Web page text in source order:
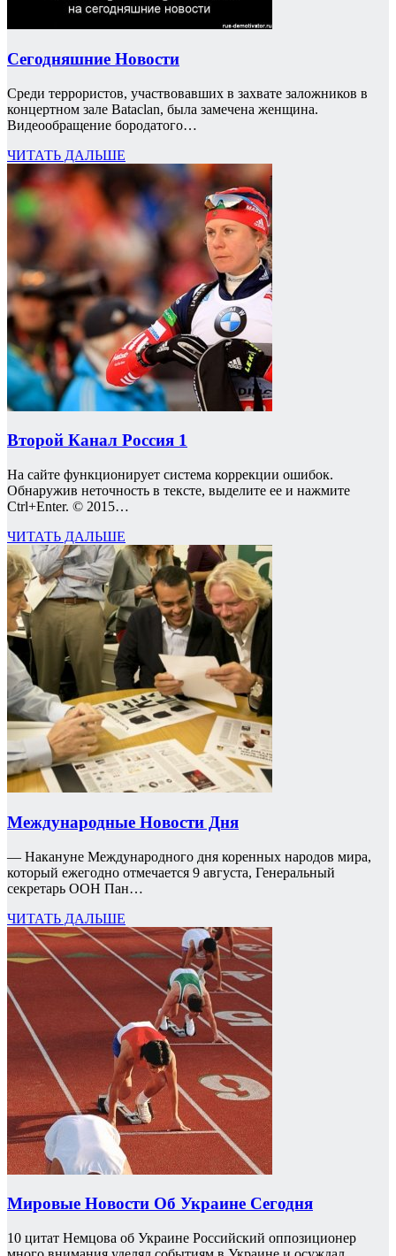
Сегодняшние Новости
Среди террористов, участвовавших в захвате заложников в
концертном зале Bataclan, была замечена женщина.
Видеообращение бородатого…
ЧИТАТЬ ДАЛЬШЕ
Второй Канал Россия 1
На сайте функционирует система коррекции ошибок.
Обнаружив неточность в тексте, выделите ее и нажмите
Ctrl+Enter. © 2015…
ЧИТАТЬ ДАЛЬШЕ
Международные Новости Дня
— Накануне Международного дня коренных народов мира,
который ежегодно отмечается 9 августа, Генеральный
секретарь ООН Пан…
ЧИТАТЬ ДАЛЬШЕ
Мировые Новости Об Украине Сегодня
10 цитат Немцова об Украине Российский оппозиционер